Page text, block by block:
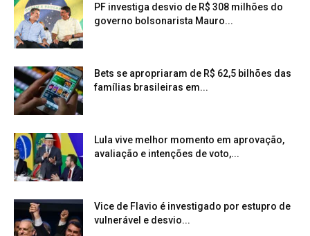
PF investiga desvio de R$ 308 milhões do
governo bolsonarista Mauro...
Bets se apropriaram de R$ 62,5 bilhões das
famílias brasileiras em...
Lula vive melhor momento em aprovação,
avaliação e intenções de voto,...
Vice de Flavio é investigado por estupro de
vulnerável e desvio...